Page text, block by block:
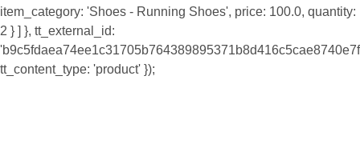
item_category: 'Shoes - Running Shoes', price: 100.0, quantity:
2 } ] }, tt_external_id:
tt_content_type: 'product' });